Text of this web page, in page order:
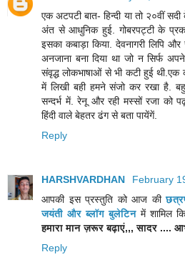
एक अटपटी बात- हिन्दी या तो २०वीं
अंत से आधुनिक हुई. गोबरपट्टी के प्रकांड
इसका कबाड़ा किया. देवनागरी लिपि और
अनजाना बना दिया था जो न सिर्फ
संवृद्ध लोकभाषाओं से भी कटी हुई थी.एक
में लिखी बही हमने संजो कर रखा है.
सन्दर्भ में. रेनू और रही मस्सों रजा को
हिंदी वाले बेहतर ढंग से बता पायेंगें.
Reply
HARSHVARDHAN
February
आपकी इस प्रस्तुति को आज की
जयंती और ब्लॉग बुलेटिन में शामिल
हमारा मान ज़रूर बढ़ाएं,,, सादर ....
Reply